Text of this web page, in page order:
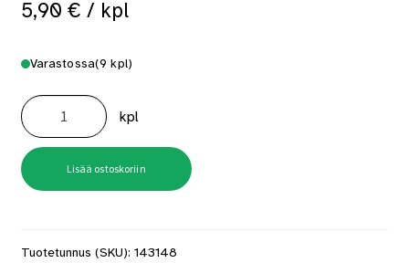
5,90 € / kpl
Varastossa(9 kpl)
Koulukoukku
185mm
St/Cr
Kromattu
määrä
kpl
Lisää ostoskoriin
Tuotetunnus (SKU): 143148